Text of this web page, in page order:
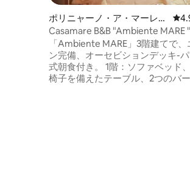
ポリニャーノ・ア・マーレの
マンション・アパート
レ
Casamare B&B "Ambiente MARE
「Ambiente MARE」3階建てで、
ン完備、オーセビションデッキ-
式朝食付き。 1階：ソファベッド、4つの
椅子を備えたテーブル、2つのバ